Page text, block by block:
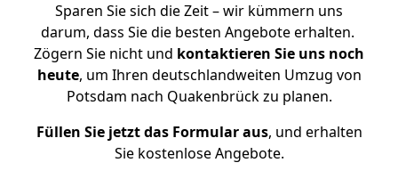
Sparen Sie sich die Zeit – wir kümmern uns
darum, dass Sie die besten Angebote erhalten.
Zögern Sie nicht und kontaktieren Sie uns noch
heute, um Ihren deutschlandweiten Umzug von
Potsdam nach Quakenbrück zu planen.
Füllen Sie jetzt das Formular aus, und erhalten
Sie kostenlose Angebote.